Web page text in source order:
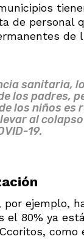
de personal
de
sanitaria,
los padres,
los niños
al
19.
ejemplo,
el 80% ya